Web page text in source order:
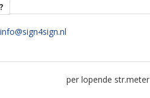
info@sign4sign.nl
per lopende str.meter